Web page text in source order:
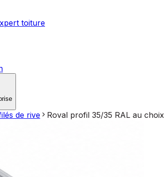
toiture
de rive Roval profil 35/35 RAL au choix